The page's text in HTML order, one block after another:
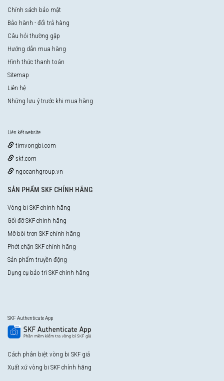
Chính sách bảo mật
Bảo hành - đổi trả hàng
Câu hỏi thường gặp
Hướng dẫn mua hàng
Hình thức thanh toán
Sitemap
Liên hệ
Những lưu ý trước khi mua hàng
Liên kết website
timvongbi.com
skf.com
ngocanhgroup.vn
SẢN PHẨM SKF CHÍNH HÃNG
Vòng bi SKF chính hãng
Gối đỡ SKF chính hãng
Mỡ bôi trơn SKF chính hãng
Phớt chặn SKF chính hãng
Sản phẩm truyền động
Dụng cụ bảo trì SKF chính hãng
SKF Authenticate App
Cách phân biệt vòng bi SKF giả
Xuất xứ vòng bi SKF chính hãng